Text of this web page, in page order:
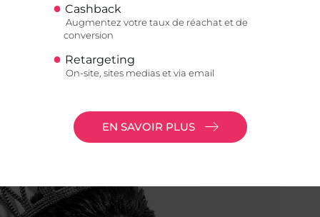
Cashback
Augmentez votre taux de réachat et de
conversion
Retargeting
On-site, sites medias et via email
EN SAVOIR PLUS